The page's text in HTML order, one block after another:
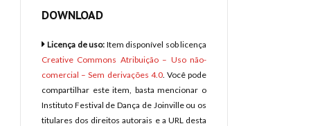
DOWNLOAD
Licença de uso: Item disponível sob licença
Creative Commons Atribuição – Uso não-
comercial – Sem derivações 4.0. Você pode
compartilhar este item, basta mencionar o
Instituto Festival de Dança de Joinville ou os
titulares dos direitos autorais e a URL desta